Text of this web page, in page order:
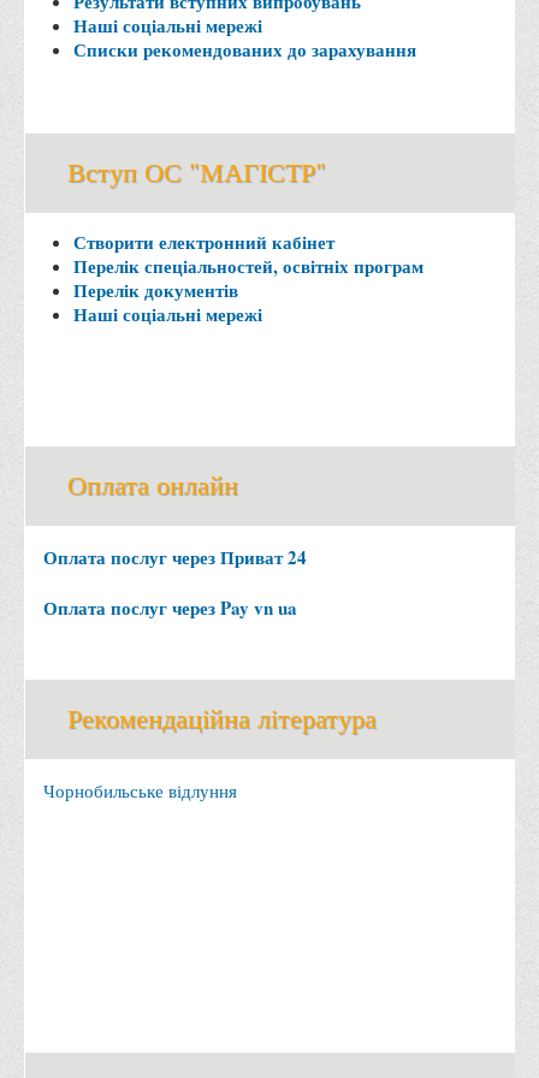
Асоціація випускників та друзів
Анкета випускника 2020-2026 років
Бізнес-школа
Наші досягнення
Літературна сторінка
ВТЕІ волонтерить
Структура університету
Адміністрація університету
Університет в рейтингах ЗВО України
Офіційний сайт університету
Медіа
ВТЕІ у ЗМІ
Наші соціальні мережі
Списки рекомендованих до зарахування
Вступ ОС "МАГІСТР"
Створити електронний кабінет
Перелік спеціальностей, освітніх програм
Перелік документів
Наші соціальні мережі
Оплата онлайн
Оплата послуг через Приват 24
Оплата послуг через Pay vn ua
Рекомендаційна література
Чорнобильське відлуння